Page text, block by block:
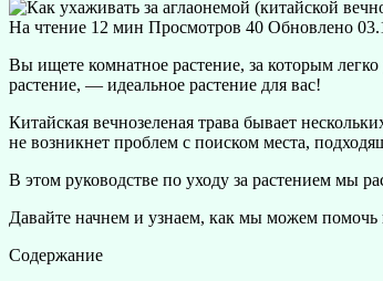
На чтение 12 мин Просмотров 40 Обновлено
Вы ищете комнатное растение, за которым
растение, — идеальное растение для вас!
Китайская вечнозеленая трава бывает
не возникнет проблем с поиском места,
В этом руководстве по уходу за растением мы
Давайте начнем и узнаем, как мы можем
Содержание